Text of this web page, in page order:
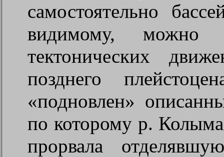
самостоятельно
видимому, можно
тектонических
позднего
«подновлен»
по которому р.
прорвала